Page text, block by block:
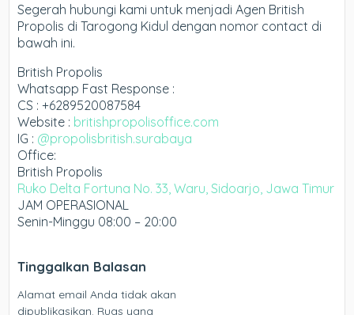
Segerah hubungi kami untuk menjadi Agen British
Propolis di Tarogong Kidul dengan nomor contact di
bawah ini.
British Propolis
Whatsapp Fast Response :
CS : +6289520087584
Website : britishpropolisoffice.com
IG : @propolisbritish.surabaya
Office:
British Propolis
Ruko Delta Fortuna No. 33, Waru, Sidoarjo, Jawa Timur
JAM OPERASIONAL
Senin-Minggu 08:00 – 20:00
Tinggalkan Balasan
Alamat email Anda tidak akan
dipublikasikan. Ruas yang